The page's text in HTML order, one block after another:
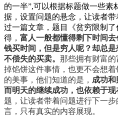
的一半”,可以根据标题做一些素
据，设置问题的悬念，让读者
过一篇文章，题目《贫穷限制
得， 富人一般都懂得剩下时间
钱买时间，但是穷人呢？却总
不偿失的买卖。 那些拥有财富
掉馅饼这件事情，也更不会想
的美事，他们知道的是， 成功和
而明天的继续成功，也依赖于现
题，让读者带着问题进行下一
言，只有真实的内容展现。